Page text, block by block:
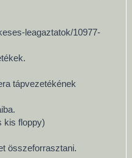
leagaztatok/10977-
tápvezetékének
kis floppy)
összeforrasztani.